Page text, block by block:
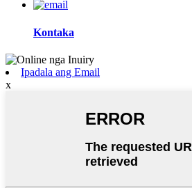
Kontaka
Ipadala ang Email
x